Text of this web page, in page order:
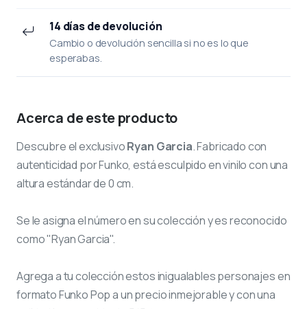
14 días de devolución
Cambio o devolución sencilla si no es lo que
esperabas.
Acerca de este producto
Descubre el exclusivoRyan Garcia. Fabricado con
autenticidad por Funko, está esculpido en vinilo con una
altura estándar de 0 cm.
Se le asigna el númeroen su colección y es reconocido
como "Ryan Garcia".
Agrega a tu colección estos inigualables personajes en
formato Funko Pop a un precio inmejorable y con una